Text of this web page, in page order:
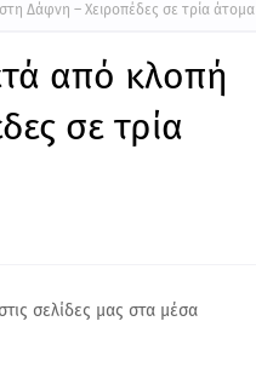
Δάφνη – Χειροπέδες σε τρία άτομα
από κλοπή
σε τρία
σελίδες μας στα μέσα